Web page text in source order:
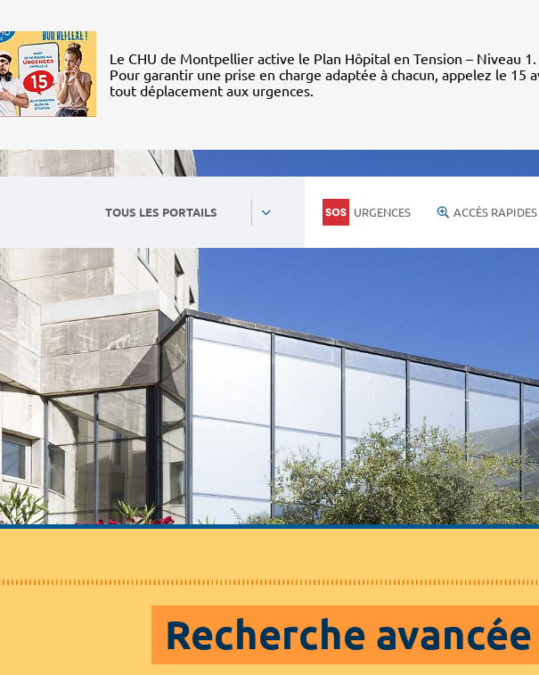
Le CHU de Montpellier active le Plan Hôpital en Tension – Niveau 1.
Pour garantir une prise en charge adaptée à chacun, appelez le 15
tout déplacement aux urgences.
TOUS LES PORTAILS URGENCES ACCÈS RAPIDES
Recherche avancée